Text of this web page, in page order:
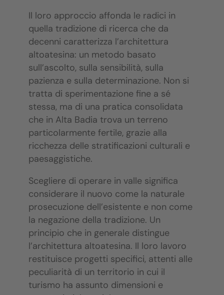
Il loro approccio affonda le radici in
quella tradizione di ricerca che da
decenni caratterizza l’architettura
altoatesina: un metodo basato
sull’ascolto, sulla sensibilità, sulla
pazienza e sulla determinazione. Non si
tratta di sperimentazione fine a sé
stessa, ma di una pratica consolidata
che in Alta Badia trova un terreno
particolarmente fertile, grazie alla
ricchezza delle stratificazioni culturali e
paesaggistiche.
Scegliere di operare in valle significa
considerare il nuovo come la naturale
prosecuzione dell’esistente e non come
la negazione della tradizione. Un
principio che in generale distingue
l’architettura altoatesina. Il loro lavoro
restituisce progetti specifici, attenti alle
peculiarità di un territorio in cui il
turismo ha assunto dimensioni e